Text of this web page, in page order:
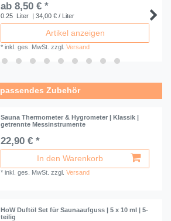
ab 8,50 € *
0.25 Liter | 34,00 € / Liter
Artikel anzeigen
*inkl. ges. MwSt. zzgl.Versand
passendes Zubehör
Sauna Thermometer & Hygrometer | Klassik |
getrennte Messinstrumente
22,90 € *
In den Warenkorb
*inkl. ges. MwSt. zzgl.Versand
HoW Duftöl Set für Saunaaufguss | 5 x 10 ml | 5-
teilig